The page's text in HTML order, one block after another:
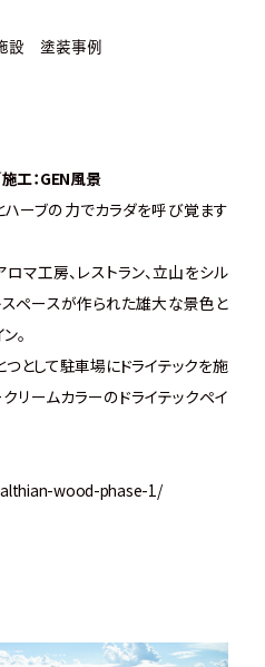
設 塗装事例
工：GEN風景
ーブの力でカラダを呼び覚ます
マ工房、レストラン、立山をシル
スペースが作られた雄大な景色と
。
として駐車場にドライテックを施
リームカラーのドライテックペイ
wood-phase-1/